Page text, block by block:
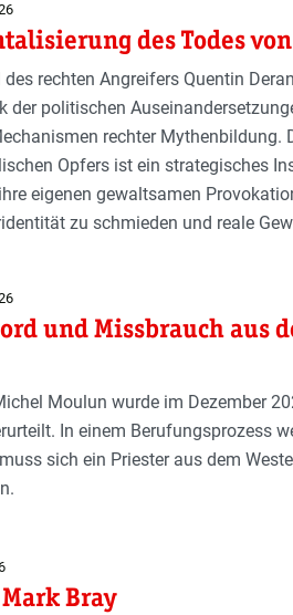
des Todes
rechten Angreifers Quentin
der politischen
rechter Mythenbildung.
Opfers ist ein strategisches
eigenen gewaltsamen
zu schmieden und reale
und Missbrauch aus
Moulun wurde im Dezember
In einem Berufungsprozess
sich ein Priester aus dem
Bray